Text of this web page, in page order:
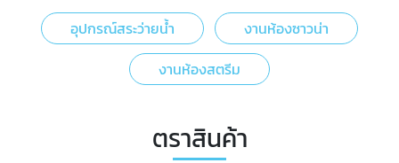
อุปกรณ์สระว่ายน้ำ
งานห้องซาวน่า
งานห้องสตรีม
ตราสินค้า